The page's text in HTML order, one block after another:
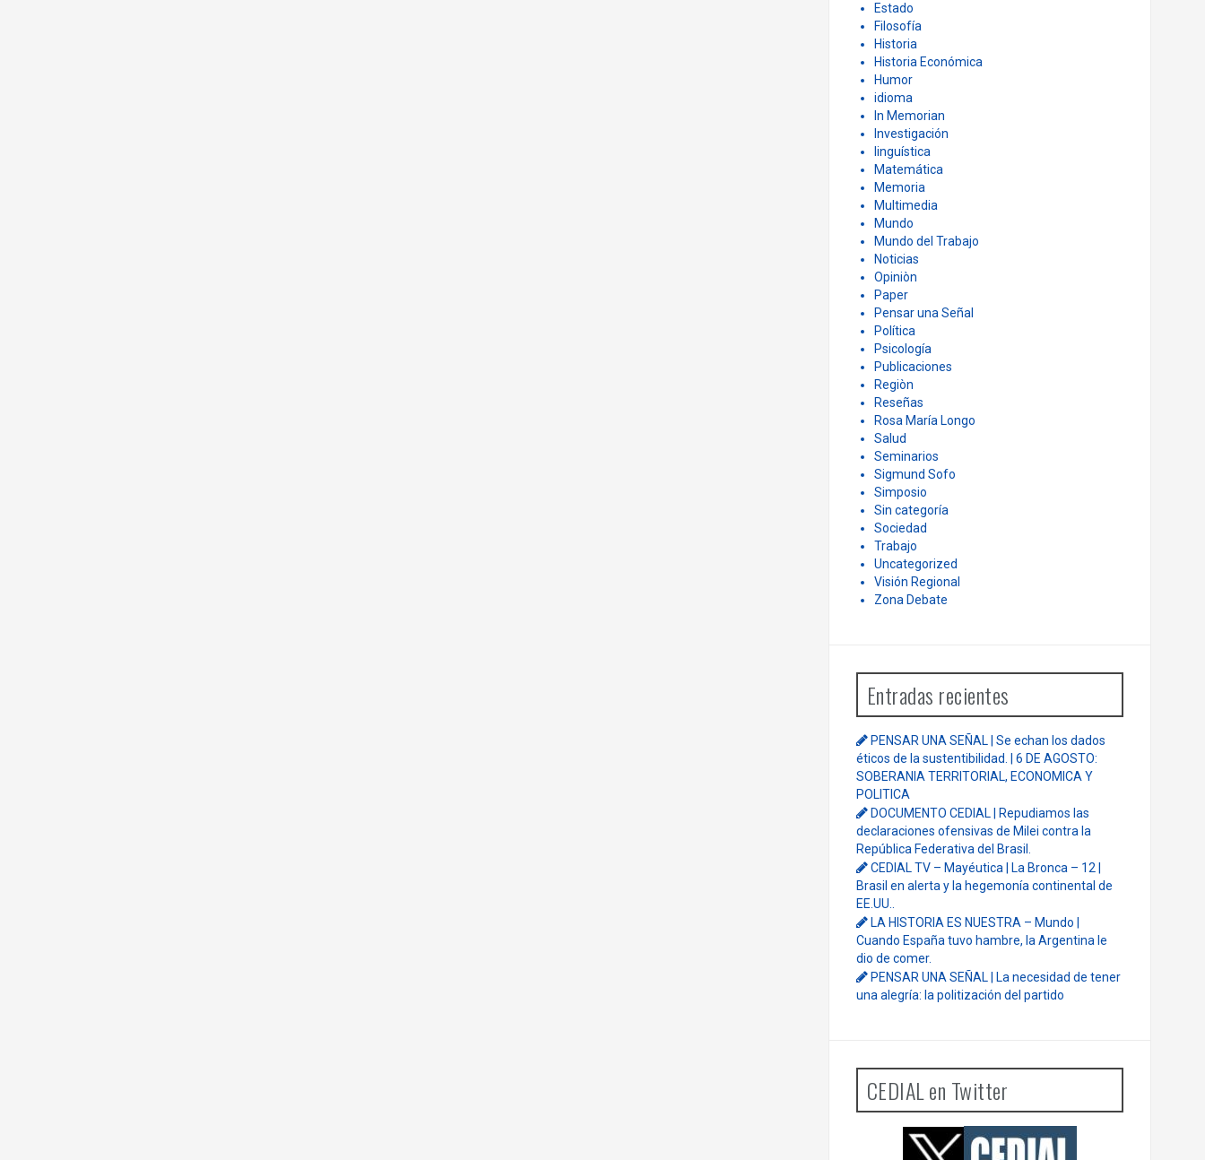
Estado
Filosofía
Historia
Historia Económica
Humor
idioma
In Memorian
Investigación
linguística
Matemática
Memoria
Multimedia
Mundo
Mundo del Trabajo
Noticias
Opiniòn
Paper
Pensar una Señal
Política
Psicología
Publicaciones
Regiòn
Reseñas
Rosa María Longo
Salud
Seminarios
Sigmund Sofo
Simposio
Sin categoría
Sociedad
Trabajo
Uncategorized
Visión Regional
Zona Debate
Entradas recientes
PENSAR UNA SEÑAL | Se echan los dados
éticos de la sustentibilidad. | 6 DE AGOSTO:
SOBERANIA TERRITORIAL, ECONOMICA Y
POLITICA
DOCUMENTO CEDIAL | Repudiamos las
declaraciones ofensivas de Milei contra la
República Federativa del Brasil.
CEDIAL TV – Mayéutica | La Bronca – 12 |
Brasil en alerta y la hegemonía continental de
EE.UU..
LA HISTORIA ES NUESTRA – Mundo |
Cuando España tuvo hambre, la Argentina le
dio de comer.
PENSAR UNA SEÑAL | La necesidad de tener
una alegría: la politización del partido
CEDIAL en Twitter